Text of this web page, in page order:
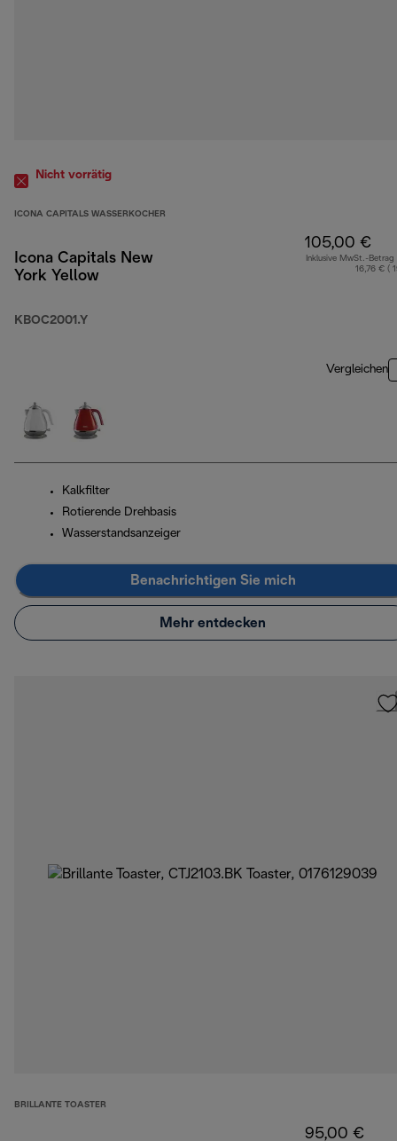
Nicht vorrätig
ICONA CAPITALS WASSERKOCHER
Icona Capitals New
York Yellow
KBOC2001.Y
105,00 €
Inklusive MwSt.-Betrag
16,76 € (
Vergleichen
Kalkfilter
Rotierende Drehbasis
Wasserstandsanzeiger
Benachrichtigen Sie mich
Mehr entdecken
BRILLANTE TOASTER
95,00 €